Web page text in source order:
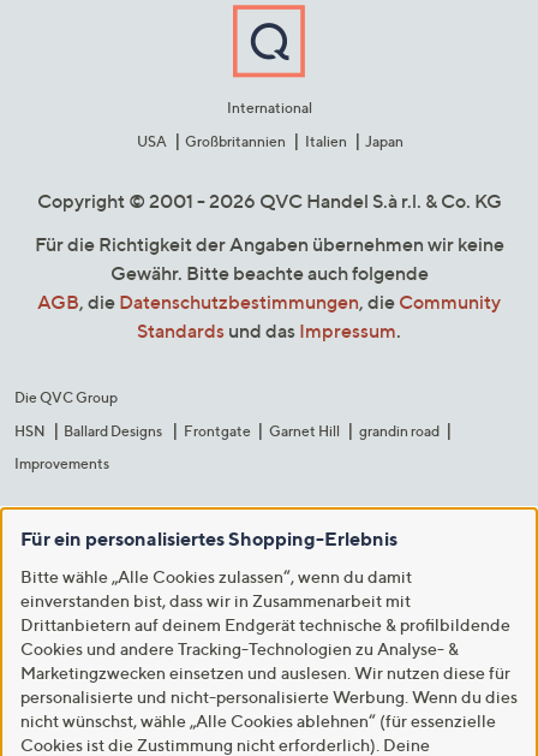
International
USA
Großbritannien Italien Japan
Copyright © 2001 - 2026 QVC Handel S.à r.l. & Co. KG
Für die Richtigkeit der Angaben übernehmen wir keine
Gewähr. Bitte beachte auch folgende
AGB, die Datenschutzbestimmungen, die Community
Standards und das Impressum.
Die QVC Group
HSN
Ballard Designs Frontgate Garnet Hill
grandin road
Improvements
Für ein personalisiertes Shopping-Erlebnis
Bitte wähle „Alle Cookies zulassen“, wenn du damit
einverstanden bist, dass wir in Zusammenarbeit mit
Drittanbietern auf deinem Endgerät technische & profilbildende
Cookies und andere Tracking-Technologien zu Analyse- &
Marketingzwecken einsetzen und auslesen. Wir nutzen diese für
personalisierte und nicht-personalisierte Werbung. Wenn du dies
nicht wünschst, wähle „Alle Cookies ablehnen“ (für essenzielle
Cookies ist die Zustimmung nicht erforderlich). Deine